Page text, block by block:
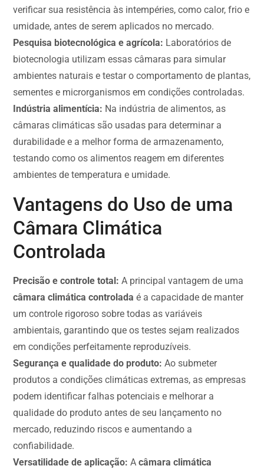
verificar sua resistência às intempéries, como calor, frio e
umidade, antes de serem aplicados no mercado.
Pesquisa biotecnológica e agrícola: Laboratórios de
biotecnologia utilizam essas câmaras para simular
ambientes naturais e testar o comportamento de plantas,
sementes e microrganismos em condições controladas.
Indústria alimentícia: Na indústria de alimentos, as
câmaras climáticas são usadas para determinar a
durabilidade e a melhor forma de armazenamento,
testando como os alimentos reagem em diferentes
ambientes de temperatura e umidade.
Vantagens do Uso de uma
Câmara Climática
Controlada
Precisão e controle total: A principal vantagem de uma
câmara climática controlada é a capacidade de manter
um controle rigoroso sobre todas as variáveis
ambientais, garantindo que os testes sejam realizados
em condições perfeitamente reproduzíveis.
Segurança e qualidade do produto: Ao submeter
produtos a condições climáticas extremas, as empresas
podem identificar falhas potenciais e melhorar a
qualidade do produto antes de seu lançamento no
mercado, reduzindo riscos e aumentando a
confiabilidade.
Versatilidade de aplicação: Acâmara climática